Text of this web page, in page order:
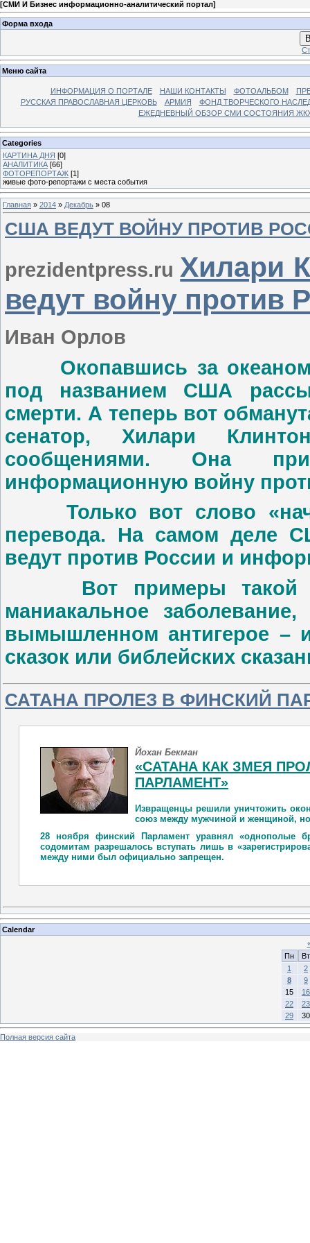
[СМИ И Бизнес информационно-аналитический портал]
Форма входа
Меню сайта
ИНФОРМАЦИЯ О ПОРТАЛЕ НАШИ КОНТАКТЫ ФОТОАЛЬБОМ
РУССКАЯ ПРАВОСЛАВНАЯ ЦЕРКОВЬ
АРМИЯ
ФОНД ТВОРЧЕСКОГО
ЕЖЕДНЕВНЫЙ ОБЗОР СМИ СОСТОЯНИЯ
Categories
КАРТИНА ДНЯ [0]
АНАЛИТИКА [66]
ФОТОРЕПОРТАЖ [1]
живые фото-репортажи с места события
Главная » 2014 » Декабрь » 08
США ВЕДУТ ВОЙНУ ПРОТИВ
prezidentpress.ru Хилари
ведут войну против
Иван Орлов
Окопавшись за океаном,
под названием США
смерти. А теперь вот
сенатор, Хилари
сообщениями. Она
информационную войну
Только вот слово
перевода. На самом деле
ведут против России и
Вот примеры такой
маниакальное
вымышленном антигерое –
сказок или библейских
САТАНА ПРОЛЕЗ В ФИНСКИЙ
Йохан Бекман
«САТАНА КАК ЗМЕЯ
ПАРЛАМЕНТ»
Извращенцы решили уничтожить
союз между мужчиной и женщиной,
28 ноября финский Парламент уравнял «однополые
содомитам разрешалось вступать лишь в
между ними был официально запрещен.
Calendar
Пн
Вт
1
2
8
9
15
16
22
23
29
30
Полная версия сайта